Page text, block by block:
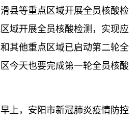
县等重点区域开展全员核酸检
域开展全员核酸检测，实现应
其他重点区域已启动第二轮全
今天也要完成第一轮全员核酸
，安阳市新冠肺炎疫情防控